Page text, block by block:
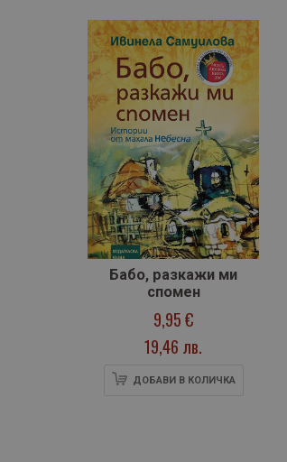
Бабо, разкажи ми
спомен
9,95 €
19,46 лв.
ДОБАВИ В КОЛИЧКА